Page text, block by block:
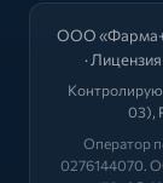
ООО
·
03),
Оператор
0276144070.